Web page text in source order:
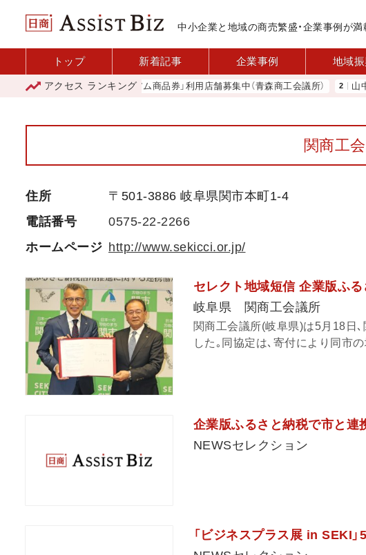
中小企業と地域の商売繁盛・企業事例が満
トップ 新着記事 企業事例 地域
アクセス ランキング
「青森市プレミアム商品券」利用店舗募集中（青森商工会議所） 山中伸弥
関商工
住所
〒501-3886 岐阜県関市本町1-4
電話番号
0575-22-2266
ホームページ http://www.sekicci.or.jp/
セレクト地域短信 企業版ふ
岐阜県 関商工会議所
関商工会議所(岐阜県)は5月18日
した｡同協定は､寄付により同市
企業版ふるさと納税で市と連
NEWSセレクション
「ビジネスプラス展 in SEKI」